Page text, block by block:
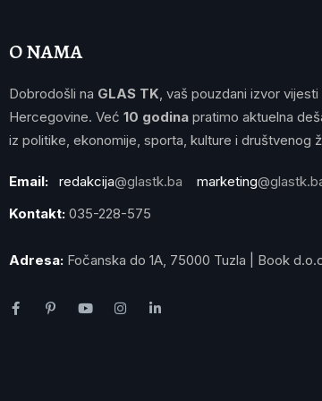
O NAMA
Dobrodošli na GLAS TK, vaš pouzdani izvor
Hercegovine. Već 10 godina pratimo aktuelna
iz politike, ekonomije, sporta, kulture i društvenog
Email: redakcija@glastk.ba marketing
Kontakt: 035-228-575
Adresa: Fočanska do 1A, 75000 Tuzla | Book